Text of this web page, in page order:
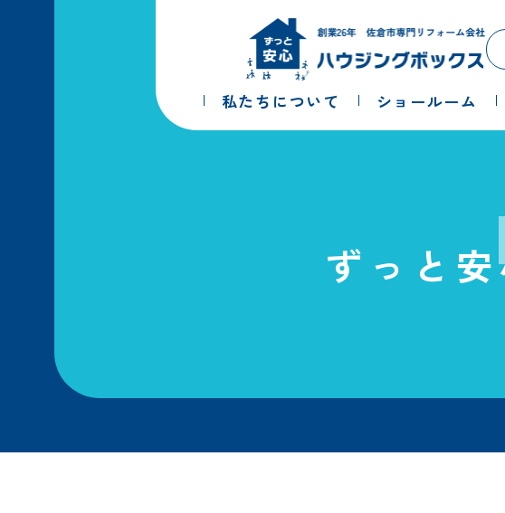
私たちについて ショールーム
ずっと